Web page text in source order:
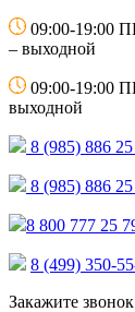
09:00-19:00
– выходной
09:00-19:00
выходной
8 (985) 886
8 (985) 886
8 800 777 25
8 (499) 350-
Закажите звонок